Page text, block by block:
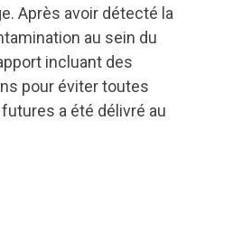
Après avoir détecté la
au sein du
incluant des
pour éviter toutes
a été délivré au